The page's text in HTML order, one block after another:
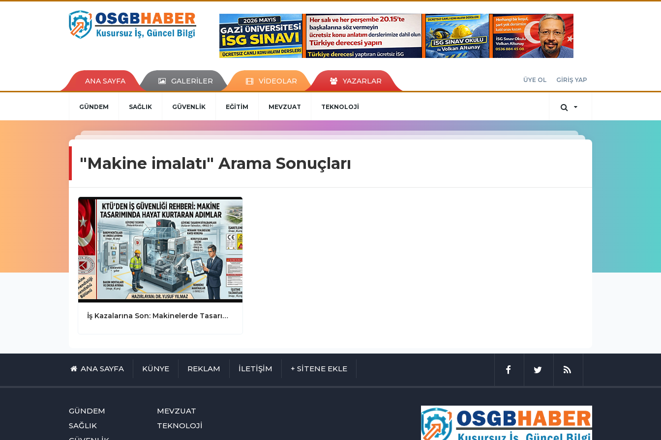
ANA SAYFA GALERİLER VİDEOLAR YAZARLAR ÜYE OL GİRİŞ YAP
GÜNDEM SAĞLIK GÜVENLİK EĞİTİM MEVZUAT TEKNOLOJİ
"Makine imalatı" Arama Sonuçları
İş Kazalarına Son: Makinelerde Tasarım ve İmalat Aşamasında Hayati İş Güvenliği Kuralları
ANA SAYFA KÜNYE REKLAM İLETİŞİM + SİTENE EKLE
GÜNDEM
SAĞLIK
MEVZUAT
TEKNOLOJİ